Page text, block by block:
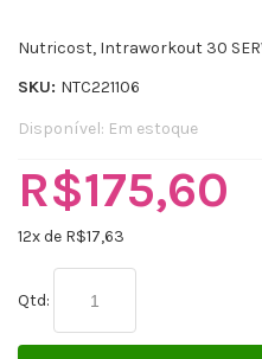
Nutricost, Intraworkout 30
SKU: NTC221106
Disponível: Em estoque
R$175,60
12x de R$17,63
Qtd: